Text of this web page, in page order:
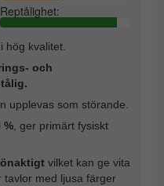
Reptålighet:
hög kvalitet.
och
upplevas som störande.
% , ger primärt fysiskt
vilket kan ge vita
tavlor med ljusa färger